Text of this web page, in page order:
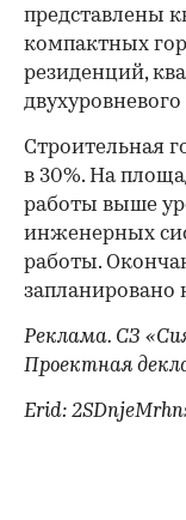
представлены
компактных
резиденций,
двухуровневого
Строительная
в 30%. На
работы выше
инженерных
работы.
запланировано
Реклама. СЗ
Проектная
Erid: